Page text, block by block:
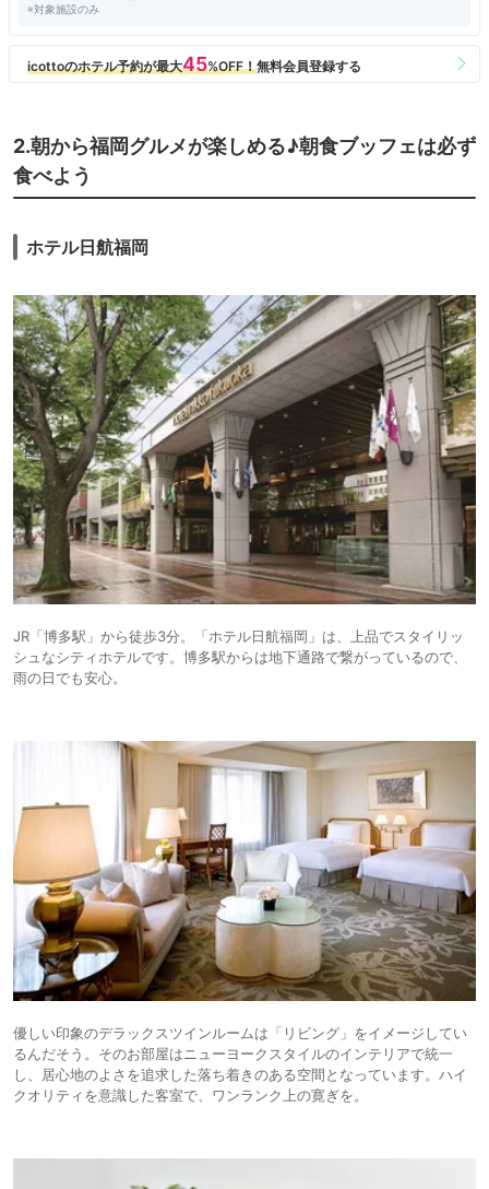
※対象施設のみ
2.朝から福岡グルメが楽しめる♪朝食ブッフェは必ず
食べよう
ホテル日航福岡
JR「博多駅」から徒歩3分。「ホテル日航福岡」は、上品でスタイリッ
シュなシティホテルです。博多駅からは地下通路で繋がっているので、
雨の日でも安心。
優しい印象のデラックスツインルームは「リビング」をイメージしてい
るんだそう。そのお部屋はニューヨークスタイルのインテリアで統一
し、居心地のよさを追求した落ち着きのある空間となっています。ハイ
クオリティを意識した客室で、ワンランク上の寛ぎを。